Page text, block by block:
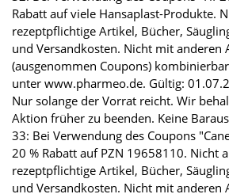
Rabatt auf viele Hansaplast-Produkte.
rezeptpflichtige Artikel, Bücher,
und Versandkosten. Nicht mit anderen
(ausgenommen Coupons)
unter www.pharmeo.de. Gültig:
Nur solange der Vorrat reicht. Wir
Aktion früher zu beenden. Keine
33: Bei Verwendung des Coupons
20 % Rabatt auf PZN 19658110. Nicht
rezeptpflichtige Artikel, Bücher,
und Versandkosten. Nicht mit anderen